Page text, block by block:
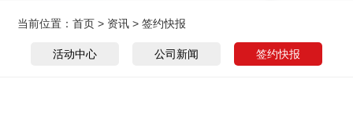
当前位置：首页 > 资讯 >签约快报
活动中心 公司新闻 签约快报